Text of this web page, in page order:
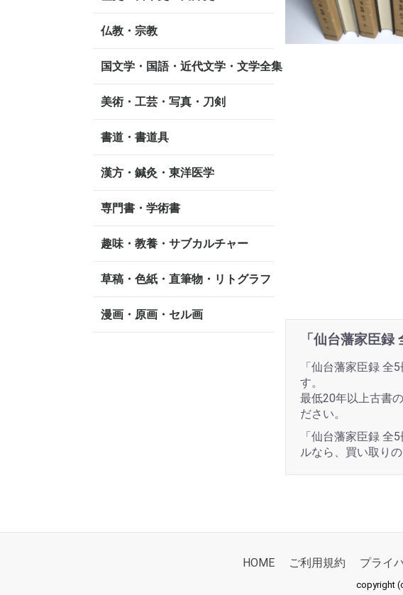
仏教・宗教
国文学・国語・近代文学・文学全集
美術・工芸・写真・刀剣
書道・書道具
漢方・鍼灸・東洋医学
専門書・学術書
趣味・教養・サブカルチャー
草稿・色紙・直筆物・リトグラフ
漫画・原画・セル画
「仙台藩家臣
「仙台藩家臣録
す。
最低20年以上古書
ださい。
「仙台藩家臣録
ルなら、買い取り
HOME ご利用規約 プライ
copyright